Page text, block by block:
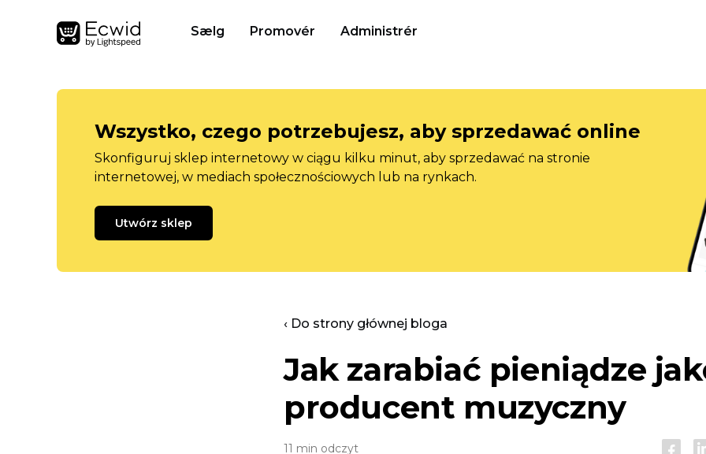
Sælg Promovér Administrér
Wszystko, czego potrzebujesz, aby sprzedawać online
Skonfiguruj sklep internetowy w ciągu kilku minut, aby sprzedawać na stronie
internetowej, w mediach społecznościowych lub na rynkach.
Utwórz sklep
‹ Do strony głównej bloga
Jak zarabiać pieniądze
producent muzyczny
11 min odczyt